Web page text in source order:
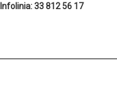
Infolinia: 33 812 56 17